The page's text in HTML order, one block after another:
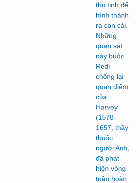
thụ tinh để
hình thành
ra con cái.
Những
quan sát
này buộc
Redi
chống lại
quan điểm
của
Harvey
(1578-
1657, thầy
thuốc
người Anh,
đã phát
hiện vòng
tuần hoàn